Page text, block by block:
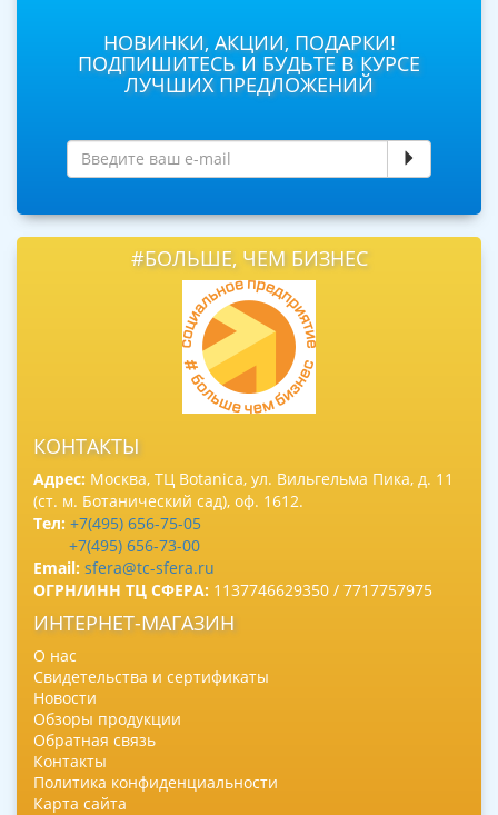
НОВИНКИ, АКЦИИ, ПОДАРКИ!
ПОДПИШИТЕСЬ И БУДЬТЕ В КУРСЕ
ЛУЧШИХ ПРЕДЛОЖЕНИЙ
#БОЛЬШЕ, ЧЕМ БИЗНЕС
КОНТАКТЫ
Адрес: Москва, ТЦ Botanica, ул. Вильгельма Пика, д. 11
(ст. м. Ботанический сад), оф. 1612.
Тел: +7(495) 656-75-05
+7(495) 656-73-00
Email: sfera@tc-sfera.ru
ОГРН/ИНН ТЦ СФЕРА: 1137746629350 / 7717757975
ИНТЕРНЕТ-МАГАЗИН
О нас
Свидетельства и сертификаты
Новости
Обзоры продукции
Обратная связь
Контакты
Политика конфиденциальности
Карта сайта